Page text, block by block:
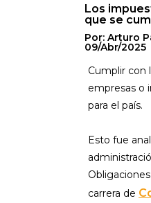
Los
que se
Por: Arturo
09/Abr/2025
Cumplir con
empresas o
para el país.
Esto fue
carrera de